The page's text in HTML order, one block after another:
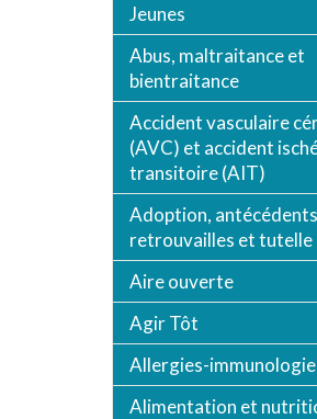
Jeunes
Abus, maltraitance et
bientraitance
Accident vasculaire
(AVC) et accident
transitoire (AIT)
Adoption,
retrouvailles et tutelle
Aire ouverte
Agir Tôt
Allergies-immunologie
Alimentation et